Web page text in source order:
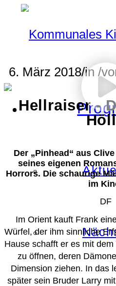
6. März 2018/in /
Hellraiser -
Der „Pinhead“ aus
seines eigenen
Horrors. Die schaurige
im
DF
Im Orient kauft Frank
Würfel, der ihm sinnliche
Hause schafft er es mit
zu öffnen, deren
Dimension ziehen. In das
später sein Bruder Larry